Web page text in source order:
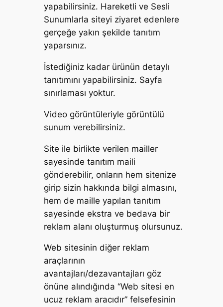
yapabilirsiniz. Hareketli ve Sesli
Sunumlarla siteyi ziyaret edenlere
gerçeğe yakın şekilde tanıtım
yaparsınız.
İstediğiniz kadar ürünün detaylı
tanıtımını yapabilirsiniz. Sayfa
sınırlaması yoktur.
Video görüntüleriyle görüntülü
sunum verebilirsiniz.
Site ile birlikte verilen mailler
sayesinde tanıtım maili
gönderebilir, onların hem sitenize
girip sizin hakkında bilgi almasını,
hem de maille yapılan tanıtım
sayesinde ekstra ve bedava bir
reklam alanı oluşturmuş olursunuz.
Web sitesinin diğer reklam
araçlarının
avantajları/dezavantajları göz
önüne alındığında “Web sitesi en
ucuz reklam aracıdır” felsefesinin